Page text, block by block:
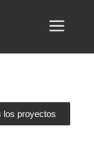
los proyectos